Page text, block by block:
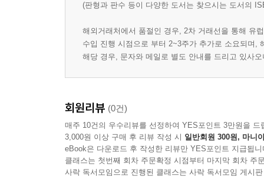
(판형과 판수 등이 다양한 도서는 찾으시는 도서의
해외거래처에서 품절인 경우, 2차 거래선을 통해 유
수입 진행 시점으로 부터 2~3주가 추가로 소요되며,
해당 경우, 문자와 메일로 별도 안내를 드리고 있사
회원리뷰 (0건)
매주 10건의 우수리뷰를 선정하여 YES포인트 3만원을 드
3,000원 이상 구매 후 리뷰 작성 시 일반회원 300원, 마니
eBook은 다운로드 후 작성한 리뷰만 YES포인트 지급됩니
클래스는 첫번째 회차 주문확정 시점부터 마지막 회차 주
사락 독서모임으로 진행된 클래스는 사락 독서모임 게시